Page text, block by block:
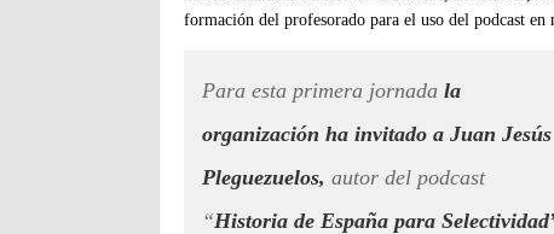
formación del profesorado para el uso del podcast en
Para esta primera jornada la
organización ha invitado a Juan Jesús
Pleguezuelos, autor del podcast
“Historia de España para